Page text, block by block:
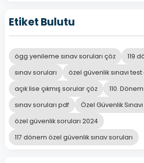
Etiket Bulutu
ögg yenileme sınav soruları çöz
119
sınav soruları
özel güvenlik sınavı
açık lise çıkmış sorular çöz
110.
sınav soruları pdf
Özel Güvenlik
özel güvenlik soruları 2024
117 dönem özel güvenlik sınav soruları